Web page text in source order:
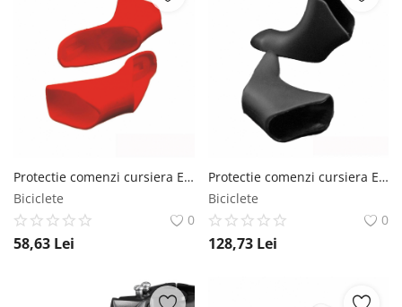
Protectie comenzi cursiera Ebon Campagnolo 10S, culoare rosu Ebon
Biciclete
0
58,63 Lei
Protectie comenzi cursiera Ebon Shimano 6700, culoare negru Ebon
Biciclete
0
128,73 Lei